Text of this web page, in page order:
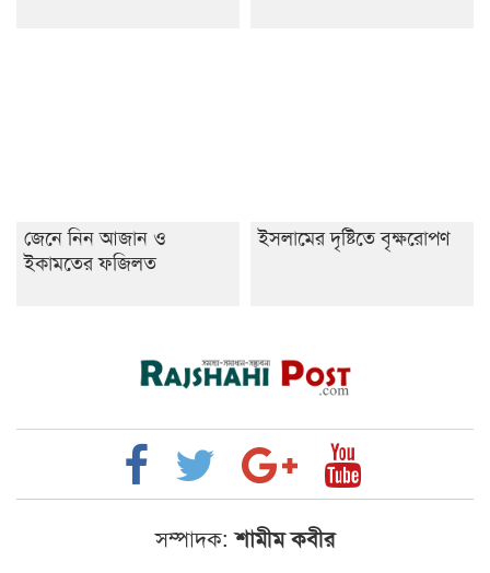
জেনে নিন আজান ও
ইকামতের ফজিলত
ইসলামের দৃষ্টিতে বৃক্ষরোপণ
সম্পাদক: শামীম কবীর